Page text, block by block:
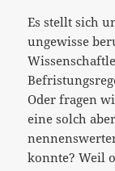
Es stellt sich
ungewisse
Oder fragen
eine solch
konnte? Weil